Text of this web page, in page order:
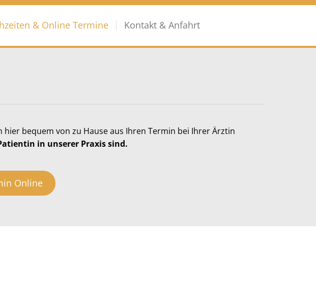
& Online Termine Kontakt & Anfahrt
bequem von zu Hause aus Ihren Termin bei Ihrer Ärztin
in unserer Praxis sind.
Online